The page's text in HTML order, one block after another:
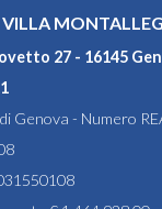
VILLA
27 - 16145
Genova - Numero